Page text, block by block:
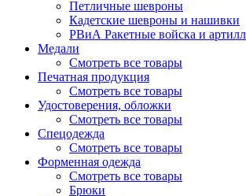
Петличные шевроны
Кадетские шевроны и нашивки
РВиА Ракетные войска и
Медали
Смотреть все товары
Печатная продукция
Смотреть все товары
Удостоверения, обложки
Смотреть все товары
Спецодежда
Смотреть все товары
Форменная одежда
Смотреть все товары
Брюки